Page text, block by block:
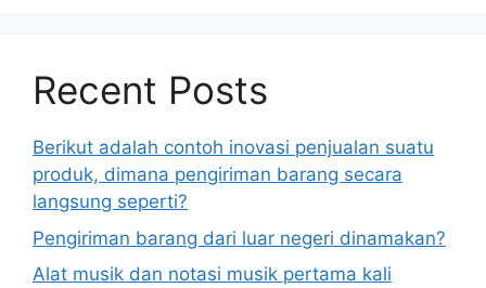
Recent Posts
Berikut adalah contoh inovasi penjualan suatu
produk, dimana pengiriman barang secara
langsung seperti?
Pengiriman barang dari luar negeri dinamakan?
Alat musik dan notasi musik pertama kali